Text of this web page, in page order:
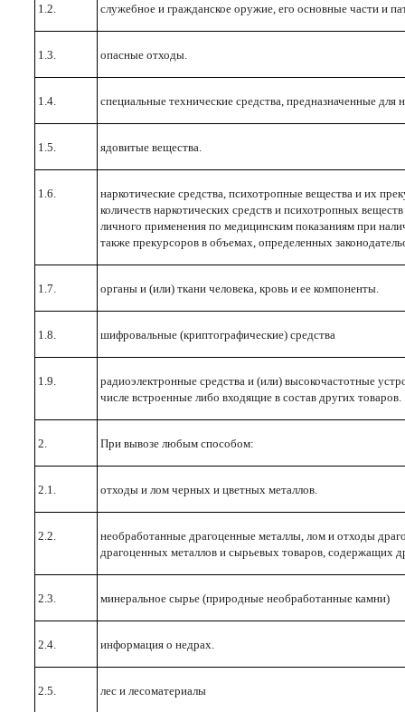
1.2. служебное и гражданское оружие, его основные части и
1.3. опасные отходы.
1.4. специальные технические средства, предназначенные для
1.5. ядовитые вещества.
1.6.
наркотические средства, психотропные вещества и их
количеств наркотических средств и психотропных
личного применения по медицинским показаниям при
также прекурсоров в объемах, определенных
1.7. органы и (или) ткани человека, кровь и ее компоненты.
1.8. шифровальные (криптографические) средства
1.9.
радиоэлектронные средства и (или) высокочастотные
числе встроенные либо входящие в состав других товаров.
2. При вывозе любым способом:
2.1. отходы и лом черных и цветных металлов.
2.2.
необработанные драгоценные металлы, лом и отходы
драгоценных металлов и сырьевых товаров, содержащих
2.3. минеральное сырье (природные необработанные камни)
2.4. информация о недрах.
2.5. лес и лесоматериалы